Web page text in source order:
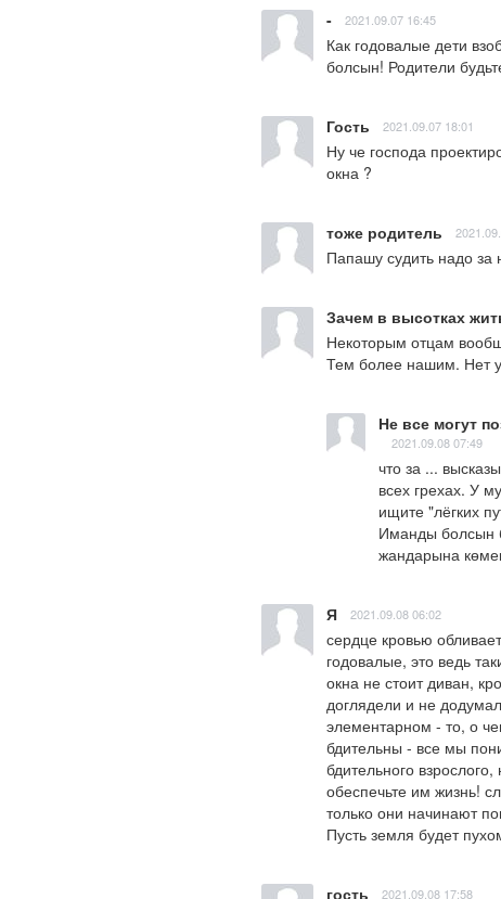
- 2021.09.07 16:45
Как годовалые дети
болсын! Родители
Гость 2021.09.07 18:01
Ну че господа
окна ?
тоже родитель
Папашу судить надо за
Зачем в высотках
Некоторым отцам
Тем более нашим. Нет у
Не все могут
2021.09.08 07:49
что за ...
всех грехах. У
ищите "лёгких
Иманды болсын
жандарына
Я 2021.09.08 06:02
сердце кровью
годовалые, это ведь
окна не стоит диван,
доглядели и не
элементарном - то, о
бдительны - все мы
бдительного
обеспечьте им жизнь!
только они начинают
Пусть земля будет
гость 2021.09.08 17:58